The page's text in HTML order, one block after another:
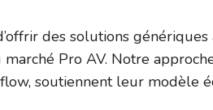
des solutions génériques
Pro AV. Notre
soutiennent leur modèle